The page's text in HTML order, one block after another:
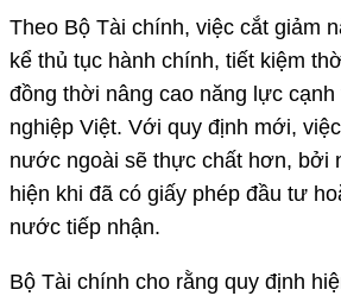
Theo Bộ Tài chính, việc cắt giảm
kể thủ tục hành chính, tiết kiệm
đồng thời nâng cao năng lực cạnh
nghiệp Việt. Với quy định mới,
nước ngoài sẽ thực chất hơn, bởi
hiện khi đã có giấy phép đầu tư
nước tiếp nhận.
Bộ Tài chính cho rằng quy định